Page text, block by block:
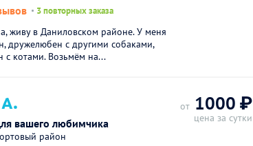
3 повторных заказа
живу в Даниловском районе. У меня
дружелюбен с другими собаками,
с котами. Возьмём на...
вашего любимчика
район
от 1000 ₽
цена за сутки